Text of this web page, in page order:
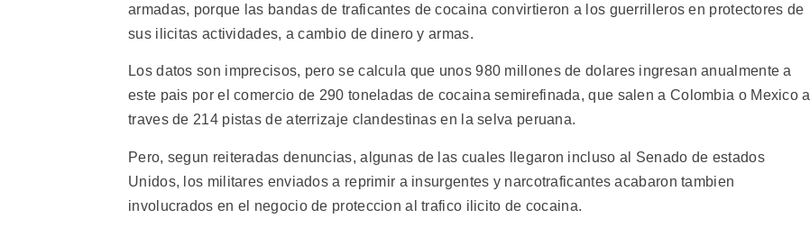
armadas, porque las bandas de traficantes de cocaina convirtieron a los guerrilleros en protectores de
sus ilicitas actividades, a cambio de dinero y armas.
Los datos son imprecisos, pero se calcula que unos 980 millones de dolares ingresan anualmente a
este pais por el comercio de 290 toneladas de cocaina semirefinada, que salen a Colombia o Mexico a
traves de 214 pistas de aterrizaje clandestinas en la selva peruana.
Pero, segun reiteradas denuncias, algunas de las cuales llegaron incluso al Senado de estados
Unidos, los militares enviados a reprimir a insurgentes y narcotraficantes acabaron tambien
involucrados en el negocio de proteccion al trafico ilicito de cocaina.